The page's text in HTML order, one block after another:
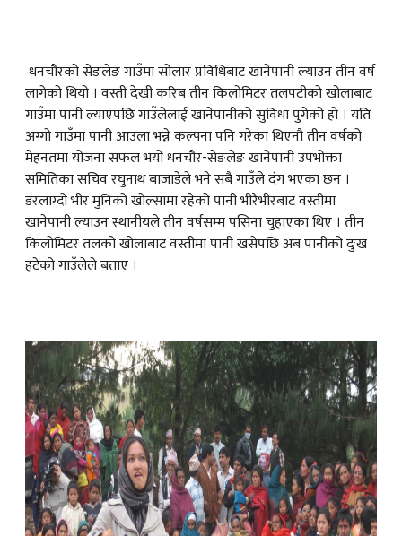
धनचौरको सेङलेङ गाउँमा सोलार प्रविधिबाट खानेपानी ल्याउन तीन वर्ष
लागेको थियो । वस्ती देखी करिब तीन किलोमिटर तलपटीको खोलाबाट
गाउँमा पानी ल्याएपछि गाउँलेलाई खानेपानीको सुविधा पुगेको हो । यति
अग्गो गाउँमा पानी आउला भन्ने कल्पना पनि गरेका थिएनौ तीन वर्षको
मेहनतमा योजना सफल भयो धनचौर-सेङलेङ खानेपानी उपभोक्ता
समितिका सचिव रघुनाथ बाजाडेले भने सबै गाउँले दंग भएका छन ।
डरलाग्दो भीर मुनिको खोल्सामा रहेको पानी भीरैभीरबाट वस्तीमा
खानेपानी ल्याउन स्थानीयले तीन वर्षसम्म पसिना चुहाएका थिए । तीन
किलोमिटर तलको खोलाबाट वस्तीमा पानी खसेपछि अब पानीको दुःख
हटेको गाउँलेले बताए ।